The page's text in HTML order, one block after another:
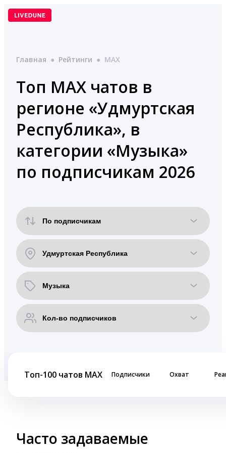
Перейти
Главная ● Рейтинги ● MAX
Топ MAX чатов в
регионе «Удмуртская
Республика», в
категории «Музыка»
по подписчикам 2026
Топ-100 чатов MAX Подписчики Охват
Часто задаваемые